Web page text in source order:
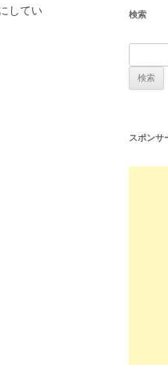
してい
検索
スポンサ